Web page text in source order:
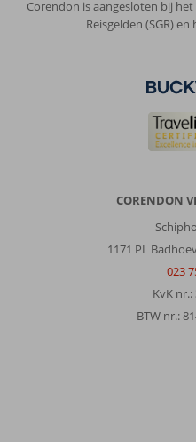
Corendon is aangesloten bij
Reisgelden (SGR)
CORENDON
1171 PL
023
KvK nr.:
BTW nr.: